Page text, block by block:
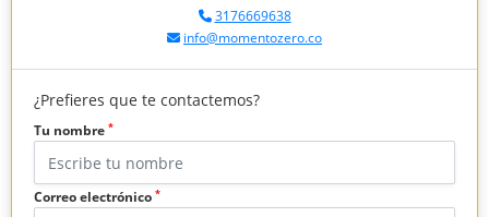
3176669638
info@momentozero.co
¿Prefieres que te contactemos?
Tu nombre *
Correo electrónico *